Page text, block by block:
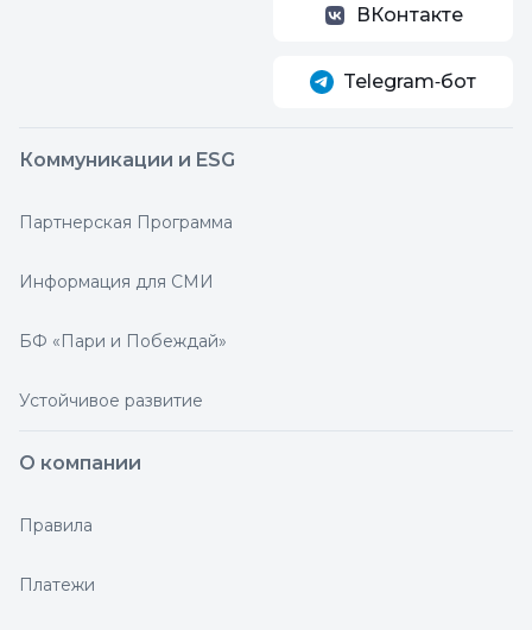
ВКонтакте
Telegram‑бот
Коммуникации и ESG
Партнерская Программа
Информация для СМИ
БФ «Пари и Побеждай»
Устойчивое развитие
О компании
Правила
Платежи